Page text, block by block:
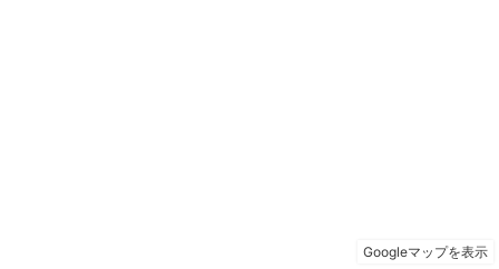
Googleマップを表示